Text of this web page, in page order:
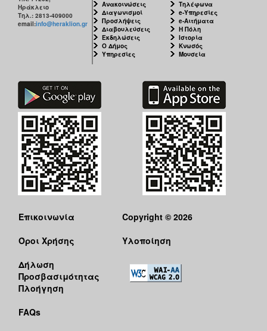
Ηράκλειο
Τηλ.: 2813-409000
email:info@heraklion.gr
Ανακοινώσεις
Διαγωνισμοί
Προσλήψεις
Διαβουλεύσεις
Εκδηλώσεις
Ο Δήμος
Υπηρεσίες
Τηλέφωνα
e-Υπηρεσίες
e-Αιτήματα
Η Πόλη
Ιστορία
Κνωσός
Μουσεία
Επικοινωνία
Όροι Χρήσης
Δήλωση
Προσβασιμότητας
Πλοήγηση
FAQs
Copyright © 2026
Υλοποίηση